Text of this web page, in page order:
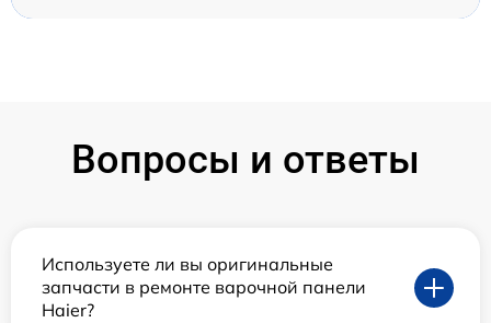
Вопросы и ответы
Используете ли вы оригинальные
запчасти в ремонте варочной панели
Haier?